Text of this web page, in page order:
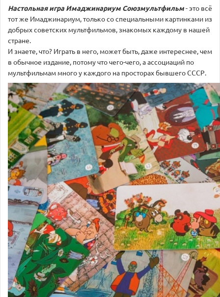
Настольная игра Имаджинариум Союзмультфильм- это всё
тот же Имаджинариум, только со специальными картинками из
добрых советских мультфильмов, знакомых каждому в нашей
стране.
И знаете, что? Играть в него, может быть, даже интереснее, чем
в обычное издание, потому что чего-чего, а ассоциаций по
мультфильмам много у каждого на просторах бывшего СССР.